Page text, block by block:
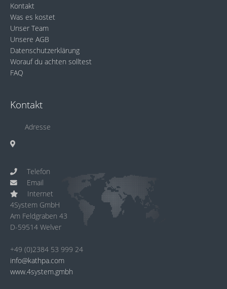
Kontakt
Was es kostet
Unser Team
Unsere AGB
Datenschutzerklärung
Worauf du achten solltest
FAQ
Kontakt
Adresse
Telefon
Email
Internet
4System GmbH
Am Feldgraben 43
D-59514 Welver
+49 (0)2384 53 999 24
info@kathpa.com
www.4system.gmbh